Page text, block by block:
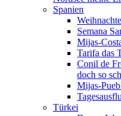
Spanien
Semana
Mijas-
Tarifa das
Conil de
doch so
Mijas-
Türkei